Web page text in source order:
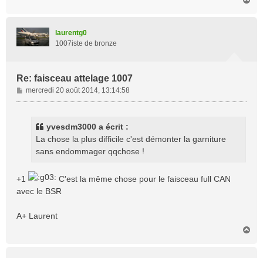
laurentg0
1007iste de bronze
Re: faisceau attelage 1007
M
e
mercredi 20 août 2014, 13:14:58
yvesdm3000 a écrit :
La chose la plus difficile c'est démonter la garniture
sans endommager qqchose !
+1
C'est la même chose pour le faisceau full CAN
avec le BSR
A+ Laurent